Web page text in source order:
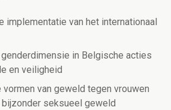
implementatie van het internationaal
in Belgische acties
en veiligheid
van geweld tegen vrouwen
seksueel geweld